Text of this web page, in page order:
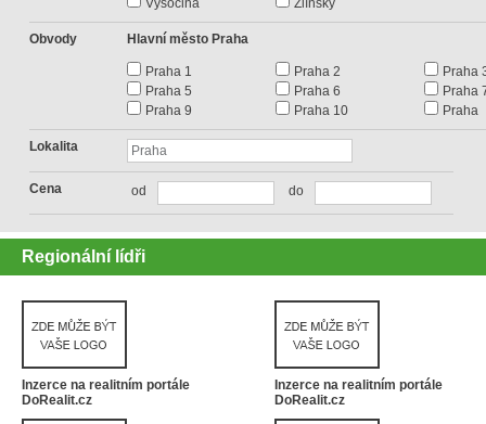
Vysočina
Zlínský
Obvody Hlavní město Praha
Praha 1 Praha 2
Praha
Praha 5
Praha 6
Praha
Praha 9
Praha 10 Praha
Lokalita
Cena od do
Regionální lídři
Inzerce na realitním portále
DoRealit.cz
Inzerce na realitním portále
DoRealit.cz